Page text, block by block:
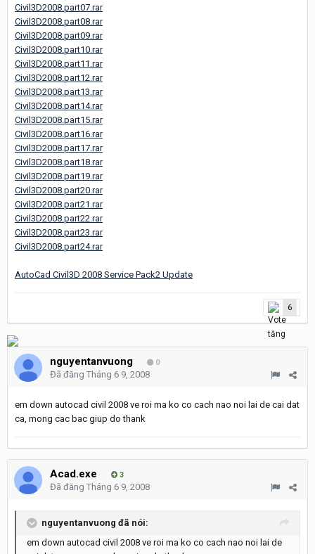
Civil3D2008.part07.rar
Civil3D2008.part08.rar
Civil3D2008.part09.rar
Civil3D2008.part10.rar
Civil3D2008.part11.rar
Civil3D2008.part12.rar
Civil3D2008.part13.rar
Civil3D2008.part14.rar
Civil3D2008.part15.rar
Civil3D2008.part16.rar
Civil3D2008.part17.rar
Civil3D2008.part18.rar
Civil3D2008.part19.rar
Civil3D2008.part20.rar
Civil3D2008.part21.rar
Civil3D2008.part22.rar
Civil3D2008.part23.rar
Civil3D2008.part24.rar
AutoCad Civil3D 2008 Service Pack2 Update
6
nguyentanvuong 0
Đã đăng Tháng 6 9, 2008
em down autocad civil 2008 ve roi ma ko co cach nao noi lai de cai dat
ca, mong cac bac giup do thank
Acad.exe 3
Đã đăng Tháng 6 9, 2008
nguyentanvuong đã nói:
em down autocad civil 2008 ve roi ma ko co cach nao noi lai de